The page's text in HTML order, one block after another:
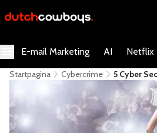
E-mail Marketing AI Netflix
Startpagina Cybercrime
​5 Cyber